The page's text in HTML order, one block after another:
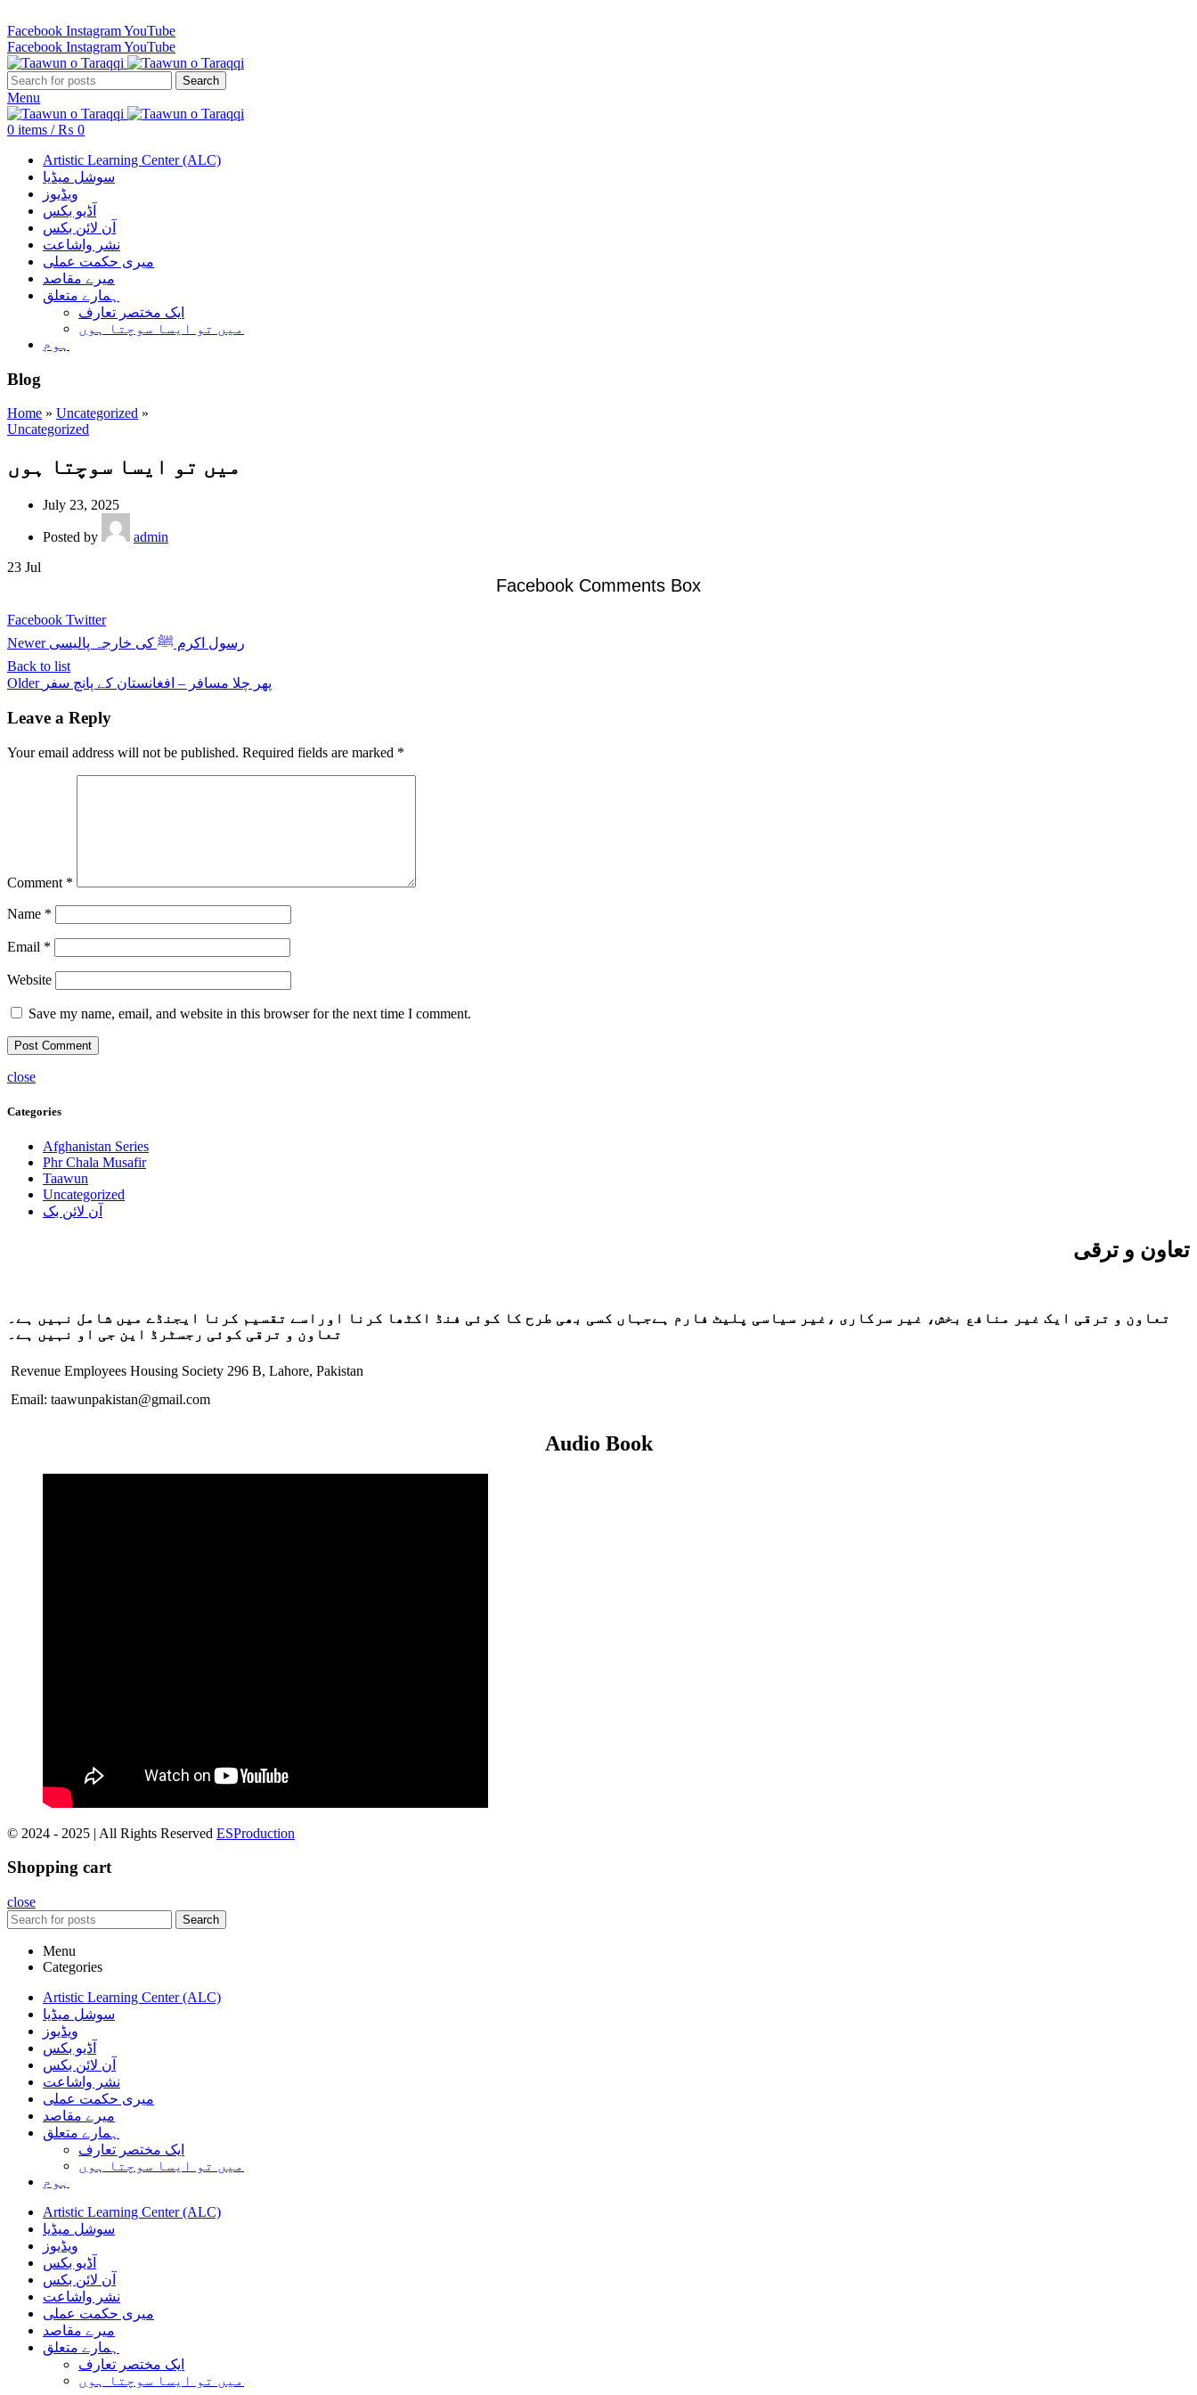
Facebook InstagramYouTube
Facebook InstagramYouTube
Search
Menu
0 items / ₨ 0
Artistic Learning Center (ALC)
سوشل میڈیا
ویڈیوز
آڈیو بکس
آن لائن بکس
نشر واشاعت
میری حکمت عملی
میرے مقاصد
ہمارے متعلق
ایک مختصر تعارف
میں تو ایسا سوچتا ہوں
ہوم
Blog
Home » Uncategorized »
Uncategorized
میں تو ایسا سوچتا ہوں
July 23, 2025
Posted by
admin
23 Jul
Facebook Comments Box
Facebook Twitter
Newer رسول اکرم ﷺ کی خارجہ پالیسی
Back to list
Older پھر چلا مسافر – افغانستان کے پانچ سفر
Leave a Reply
Your email address will not be published. Required fields are marked *
Comment *
Name *
Email *
Website
Save my name, email, and website in this browser for the next time I comment.
close
Categories
Afghanistan Series
Phr Chala Musafir
Taawun
Uncategorized
آن لائن بک
تعاون و ترقی
تعاون و ترقی ایک غیر منافع بخش، غیر سرکاری ،غیر سیاسی پلیٹ فارم ہےجہاں کسی بھی طرح کا کوئی فنڈ اکٹھا کرنا اوراسے تقسیم کرنا ایجنڈے میں شامل نہیں ہے۔
تعاون و ترقی کوئی رجسٹرڈ این جی او نہیں ہے۔
Revenue Employees Housing Society 296 B, Lahore, Pakistan
Email: taawunpakistan@gmail.com
Audio Book
© 2024 - 2025 | All Rights Reserved ESProduction
Shopping cart
close
Search
Menu
Categories
Artistic Learning Center (ALC)
سوشل میڈیا
ویڈیوز
آڈیو بکس
آن لائن بکس
نشر واشاعت
میری حکمت عملی
میرے مقاصد
ہمارے متعلق
ایک مختصر تعارف
میں تو ایسا سوچتا ہوں
ہوم
Artistic Learning Center (ALC)
سوشل میڈیا
ویڈیوز
آڈیو بکس
آن لائن بکس
نشر واشاعت
میری حکمت عملی
میرے مقاصد
ہمارے متعلق
ایک مختصر تعارف
میں تو ایسا سوچتا ہوں